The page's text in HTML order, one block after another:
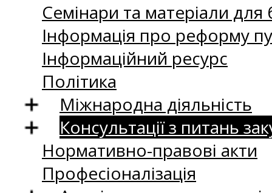
Семінари та матеріали для
Інформація про реформу
Інформаційний ресурс
Політика
Міжнародна діяльність
Консультації з питань
Нормативно-правові акти
Професіоналізація